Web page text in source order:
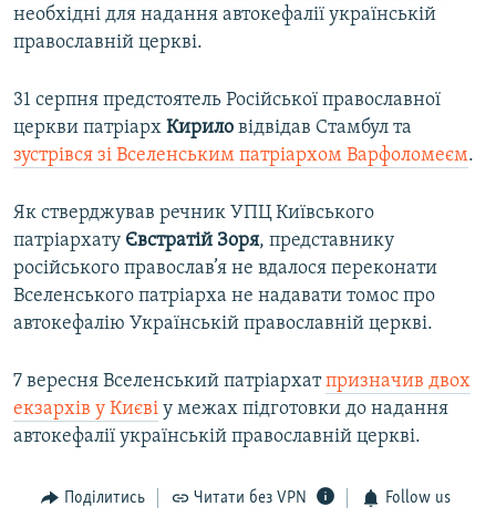
необхідні для надання автокефалії українській
православній церкві.
31 серпня предстоятель Російської православної
церкви патріарх Кирило відвідав Стамбул та
зустрівся зі Вселенським патріархом Варфоломеєм.
Як стверджував речник УПЦ Київського
патріархату Євстратій Зоря, представнику
російського православ’я не вдалося переконати
Вселенського патріарха не надавати томос про
автокефалію Українській православній церкві.
7 вересня Вселенський патріархатпризначив двох
екзархів у Києві у межах підготовки до надання
автокефалії українській православній церкві.
Поділитись Читати без VPN Follow us